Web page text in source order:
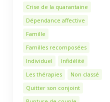
Crise de la quarantaine
Dépendance affective
Famille
Familles recomposées
Individuel
Infidélité
Les thérapies
Non classé
Quitter son conjoint